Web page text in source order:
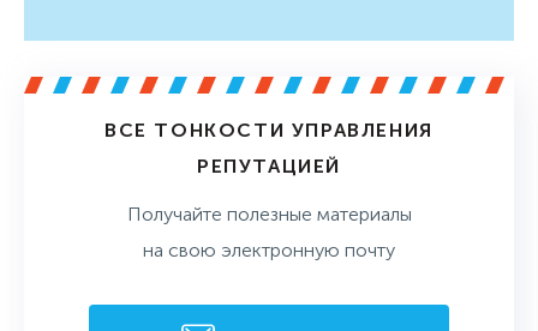
ВСЕ ТОНКОСТИ УПРАВЛЕНИЯ
РЕПУТАЦИЕЙ
Получайте полезные материалы
на свою электронную почту